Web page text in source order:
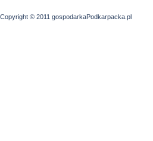
Copyright © 2011 gospodarkaPodkarpacka.pl